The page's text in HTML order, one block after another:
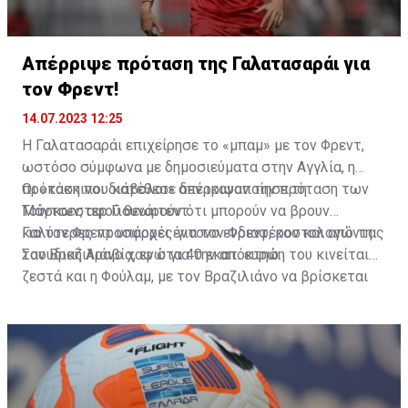
Απέρριψε πρόταση της Γαλατασαράι για
τον Φρεντ!
14.07.2023 12:25
Η Γαλατασαράι επιχείρησε το «μπαμ» με τον Φρεντ,
ωστόσο σύμφωνα με δημοσιεύματα στην Αγγλία, η
πρόταση που κατέθεσε δεν ικανοποίησε τη
Μάντσεστερ Γιουνάιτεντ.
Οι «κόκκινοι διάβολοι» απέρριψαν την πρόταση των
Τούρκων, αφού θεωρούν ότι μπορούν να βρουν
καλύτερες προσφορές για τον Φρεντ, κοστολογώντας
τον Βραζιλιάνο χαφ στα 40 εκατ. ευρώ.
Για τον Φρεντ υπάρχει έντονο ενδιαφέρον και από τη
Σαουδική Αραβία, ενώ για την απόκτηση του κινείται
ζεστά και η Φούλαμ, με τον Βραζιλιάνο να βρίσκεται